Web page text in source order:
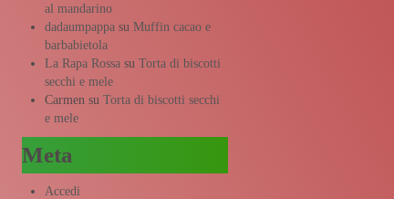
al mandarino
dadaumpappasu Muffin cacao e
barbabietola
La Rapa Rossasu Torta di biscotti
secchi e mele
Carmen su Torta di biscotti secchi
e mele
Meta
Accedi